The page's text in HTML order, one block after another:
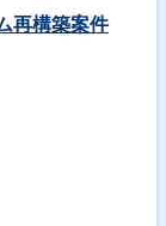
再構築案件